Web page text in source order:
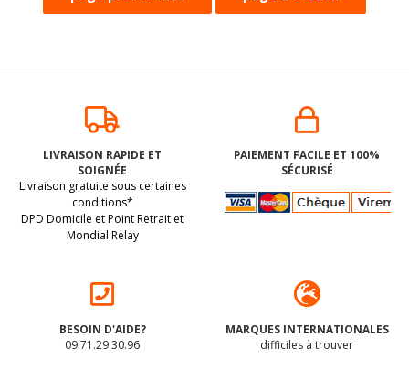
VERMICELLES AU
BIO vegan sans
allergènes AGAVA :
70 grammes
(dluo 08/04/2027) BIO.
Sans les 14 allergènes
majeurs
PESTO
l'huile d'olive
extra-vierge BIO
vegan sans
allergènes
Followfood : 130g
Sans les 14 allergènes
LIVRAISON RAPIDE ET
SOIGNÉE
Livraison gratuite sous certaines
conditions*
DPD Domicile et Point Retrait et
Mondial Relay
PAIEMENT FACILE ET 100%
SÉCURISÉ
BESOIN D'AIDE?
09.71.29.30.96
MARQUES INTERNATIONALES
difficiles à trouver